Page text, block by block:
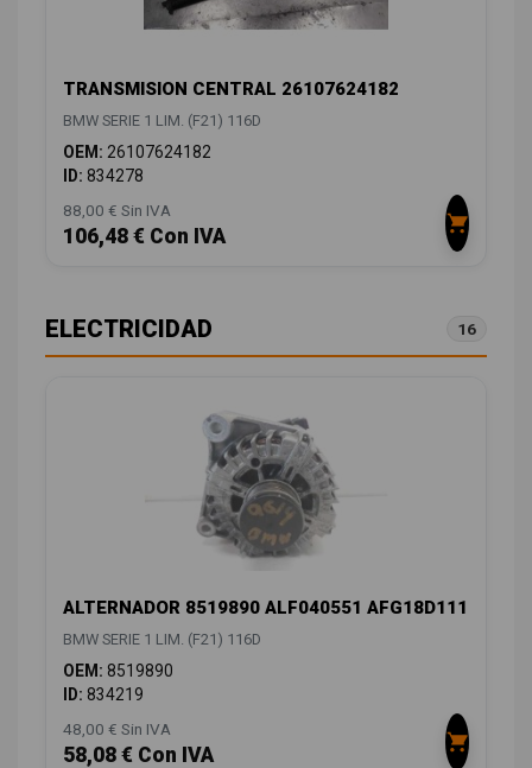
TRANSMISION CENTRAL 26107624182
BMW SERIE 1 LIM. (F21) 116D
OEM: 26107624182
ID: 834278
88,00 € Sin IVA
106,48 € Con IVA
ELECTRICIDAD 16
ALTERNADOR 8519890 ALF040551 AFG18D111
BMW SERIE 1 LIM. (F21) 116D
OEM: 8519890
ID: 834219
48,00 € Sin IVA
58,08 € Con IVA